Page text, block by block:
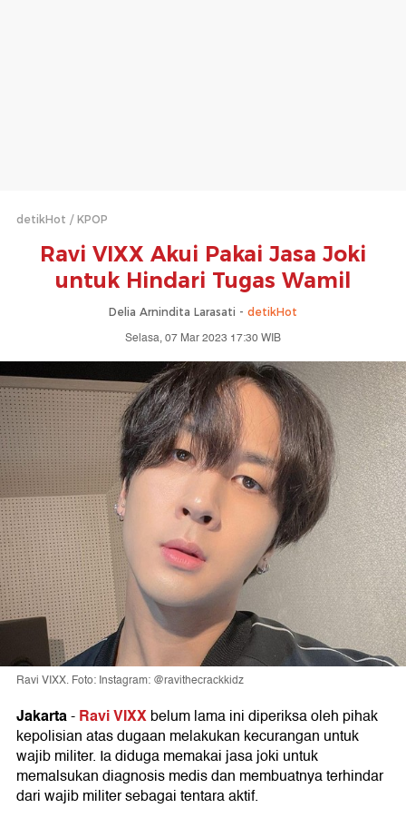
detikHot KPOP
Ravi VIXX Akui Pakai Jasa Joki
untuk Hindari Tugas Wamil
Delia Arnindita Larasati - detikHot
Selasa, 07 Mar 2023 17:30 WIB
Ravi VIXX. Foto: Instagram: @ravithecrackkidz
Jakarta-Ravi VIXXbelum lama ini diperiksa oleh pihak
kepolisian atas dugaan melakukan kecurangan untuk
wajib militer. Ia diduga memakai jasa joki untuk
memalsukan diagnosis medis dan membuatnya terhindar
dari wajib militer sebagai tentara aktif.